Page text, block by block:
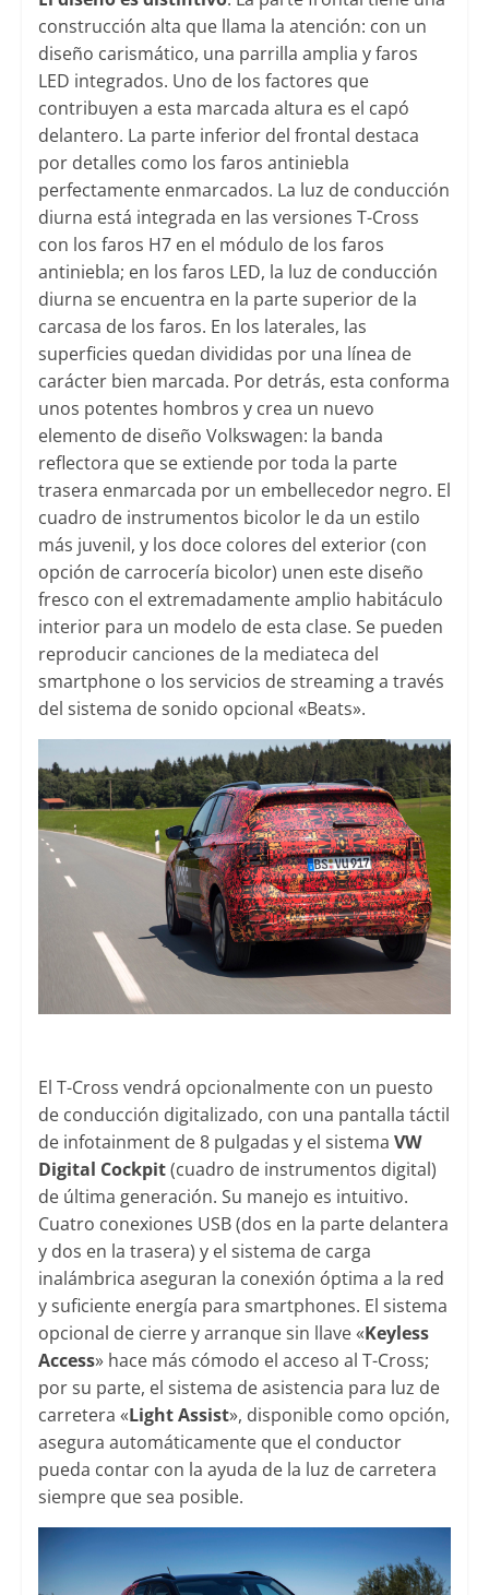
construcción alta que llama la atención: con un
diseño carismático, una parrilla amplia y faros
LED integrados. Uno de los factores que
contribuyen a esta marcada altura es el capó
delantero. La parte inferior del frontal destaca
por detalles como los faros antiniebla
perfectamente enmarcados. La luz de conducción
diurna está integrada en las versiones T-Cross
con los faros H7 en el módulo de los faros
antiniebla; en los faros LED, la luz de conducción
diurna se encuentra en la parte superior de la
carcasa de los faros. En los laterales, las
superficies quedan divididas por una línea de
carácter bien marcada. Por detrás, esta conforma
unos potentes hombros y crea un nuevo
elemento de diseño Volkswagen: la banda
reflectora que se extiende por toda la parte
trasera enmarcada por un embellecedor negro. El
cuadro de instrumentos bicolor le da un estilo
más juvenil, y los doce colores del exterior (con
opción de carrocería bicolor) unen este diseño
fresco con el extremadamente amplio habitáculo
interior para un modelo de esta clase. Se pueden
reproducir canciones de la mediateca del
smartphone o los servicios de streaming a través
del sistema de sonido opcional «Beats».
El T-Cross vendrá opcionalmente con un puesto
de conducción digitalizado, con una pantalla táctil
de infotainment de 8 pulgadas y el sistema VW
Digital Cockpit(cuadro de instrumentos digital)
de última generación. Su manejo es intuitivo.
Cuatro conexiones USB (dos en la parte delantera
y dos en la trasera) y el sistema de carga
inalámbrica aseguran la conexión óptima a la red
y suficiente energía para smartphones. El sistema
opcional de cierre y arranque sin llave «Keyless
Access» hace más cómodo el acceso al T-Cross;
por su parte, el sistema de asistencia para luz de
carretera «Light Assist», disponible como opción,
asegura automáticamente que el conductor
pueda contar con la ayuda de la luz de carretera
siempre que sea posible.